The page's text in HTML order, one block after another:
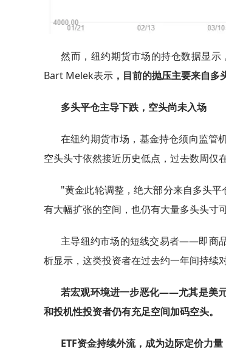
然而，纽约期货市场的持仓数据显
Bart Melek表示 ，目前的抛压主要来自
多头平仓主导下跌，空头尚未入场
在纽约期货市场，基金持仓须向监管
空头头寸依然接近历史低点，过去数周仅
"黄金此轮调整，绝大部分来自多头
有大幅扩张的空间，也仍有大量多头头寸
主导纽约市场的短线交易者——即商
析显示，这类投资者在过去约一年间持续
若宏观环境进一步恶化——尤其是美
和投机性投资者仍有充足空间加码空头。
ETF资金持续外流，成为边际定价力量